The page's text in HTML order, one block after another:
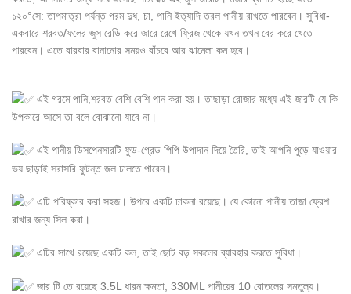
১২০°সে: তাপমাত্রা পর্যন্ত গরম দুধ, চা, পানি ইত্যাদি তরল পানীয় রাখতে পারবেন। সুবিধা-
একবারে শরবত/ফলের জুস রেডি করে জারে রেখে ফ্রিজ থেকে যখন তখন বের করে খেতে
পারবেন। এতে বারবার বানানোর সময়ও বাঁচবে আর ঝামেলা কম হবে।
এই গরমে পানি,শরবত বেশি বেশি পান করা হয়। তাছাড়া রোজার মধ্যে এই জারটি যে কি
উপকারে আসে তা বলে বোঝানো যাবে না।
এই পানীয় ডিসপেনসারটি ফুড-গ্রেড পিপি উপাদান দিয়ে তৈরি, তাই আপনি পুড়ে যাওয়ার
ভয় ছাড়াই সরাসরি ফুটন্ত জল ঢালতে পারেন।
এটি পরিষ্কার করা সহজ। উপরে একটি ঢাকনা রয়েছে। যে কোনো পানীয় তাজা ফ্রেশ
রাখার জন্য সিল করা।
এটির সাথে রয়েছে একটি কল, তাই ছোট বড় সকলের ব্যাবহার করতে সুবিধা।
জার টি তে রয়েছে 3.5L ধারন ক্ষমতা, 330ML পানীয়ের 10 বোতলের সমতুল্য।